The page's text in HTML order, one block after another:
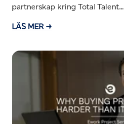
partnerskap kring Total Talent...
LÄS MER →